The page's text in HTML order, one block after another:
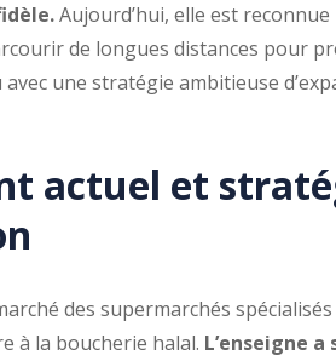
Aujourd’hui, elle est
de longues distances pour
une stratégie ambitieuse
actuel et
des supermarchés
à la boucherie halal. L’enseigne